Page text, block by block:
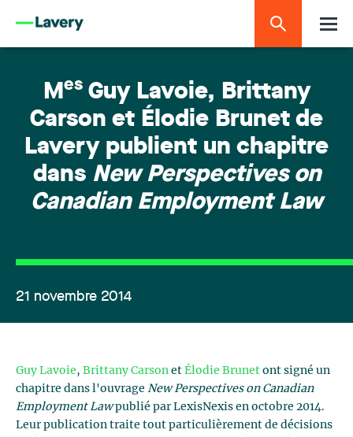
MesGuy Lavoie, Brittany
Carson et Élodie Brunet de
Lavery publient un chapitre
dans New Perspectives on
Canadian Employment Law
21 novembre 2014
Guy Lavoie, Brittany Carson et Élodie Brunet ont signé un
chapitre dans l'ouvrage New Perspectives on Canadian
Employment Lawpublié par LexisNexis en octobre 2014.
Leur publication traite tout particulièrement de décisions